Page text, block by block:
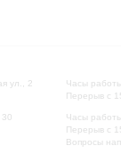
ул., 2
30
Часы
Перерыв с
Часы
Перерыв с
Вопросы